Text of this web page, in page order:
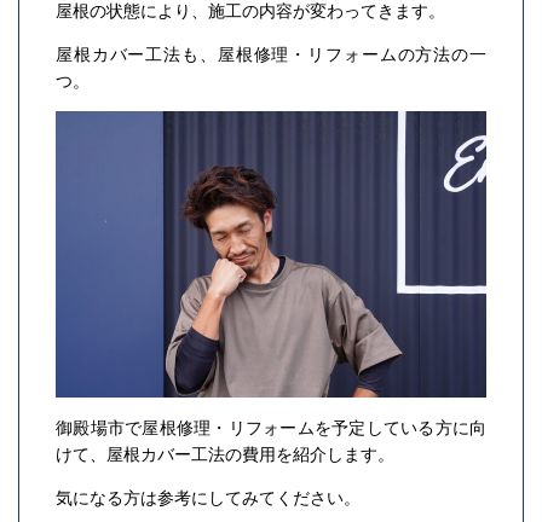
屋根の状態により、施工の内容が変わってきます。
屋根カバー工法も、屋根修理・リフォームの方法の一
つ。
御殿場市で屋根修理・リフォームを予定している方に向
けて、屋根カバー工法の費用を紹介します。
気になる方は参考にしてみてください。